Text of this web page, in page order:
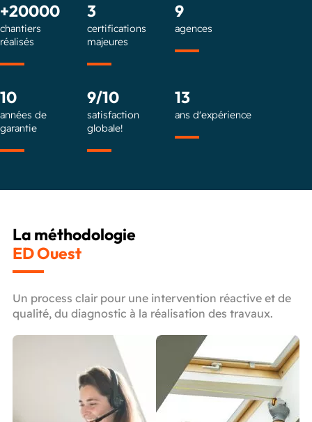
+20000
chantiers
réalisés
3
certifications
majeures
9
agences
10
années de
garantie
9/10
satisfaction
globale!
13
ans d'expérience
La méthodologie
ED Ouest
Un process clair pour une intervention réactive et de
qualité, du diagnostic à la réalisation des travaux.